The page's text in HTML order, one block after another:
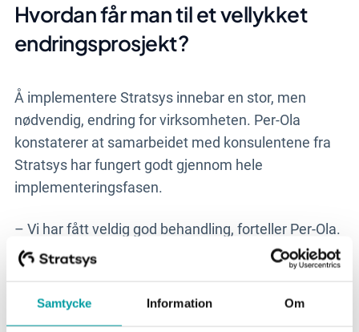
Samtycke Information Om
Hvordan får man til et vellykket
endringsprosjekt?
Å implementere Stratsys innebar en stor, men
nødvendig, endring for virksomheten. Per-Ola
konstaterer at samarbeidet med konsulentene fra
Stratsys har fungert godt gjennom hele
implementeringsfasen.
– Vi har fått veldig god behandling, forteller Per-Ola.
Stratsys sine konsulenter har vært dyktige,
kompetente og tilgjengelige. Hvis vi tenker på noe,
eller ønsker å endre noe, er de alltid raske med å